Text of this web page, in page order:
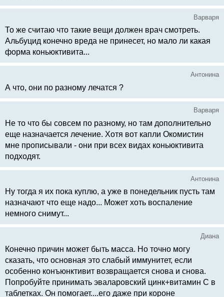
Варваря
То же считаю что такие вещи должен врач смотреть.
Альбуцид конечно вреда не принесет, но мало ли какая
форма коньюктивита...
Антонина
А что, они по разному лечатся ?
Варваря
Не то что бы совсем по разному, но там дополнительно
еще назначается лечение. Хотя вот капли Окомистин
мне прописывали - они при всех видах коньюктивита
подходят.
Антонина
Ну тогда я их пока куплю, а уже в понедельник пусть там
назначают что еще надо... Может хоть воспаление
немного снимут...
Диана
Конечно причин может быть масса. Но точно могу
сказать, что основная это слабый иммунитет, если
особенно конъюнктивит возвращается снова и снова.
Попробуйте принимать эваларовский цинк+витамин С в
таблетках. Он помогает....его даже при короне